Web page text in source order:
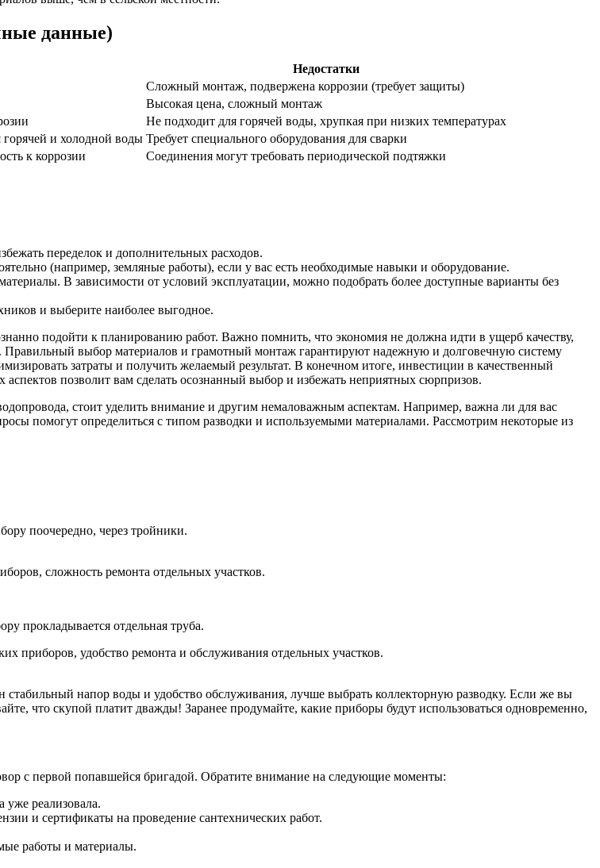
данные)
Недостатки
Сложный монтаж, подвержена коррозии (требует защиты)
Высокая цена, сложный монтаж
Не подходит для горячей воды, хрупкая при низких температурах
и холодной воды Требует специального оборудования для сварки
к коррозии Соединения могут требовать периодической подтяжки
переделок и дополнительных расходов.
(например, земляные работы), если у вас есть необходимые навыки и оборудование.
В зависимости от условий эксплуатации, можно подобрать более доступные варианты без
и выберите наиболее выгодное.
подойти к планированию работ. Важно помнить, что экономия не должна идти в ущерб качеству,
выбор материалов и грамотный монтаж гарантируют надежную и долговечную систему
затраты и получить желаемый результат. В конечном итоге, инвестиции в качественный
позволит вам сделать осознанный выбор и избежать неприятных сюрпризов.
стоит уделить внимание и другим немаловажным аспектам. Например, важна ли для вас
помогут определиться с типом разводки и используемыми материалами. Рассмотрим некоторые из
поочередно, через тройники.
сложность ремонта отдельных участков.
прокладывается отдельная труба.
приборов, удобство ремонта и обслуживания отдельных участков.
напор воды и удобство обслуживания, лучше выбрать коллекторную разводку. Если же вы
что скупой платит дважды! Заранее продумайте, какие приборы будут использоваться одновременно,
с первой попавшейся бригадой. Обратите внимание на следующие моменты:
уже реализовала.
и сертификаты на проведение сантехнических работ.
работы и материалы.